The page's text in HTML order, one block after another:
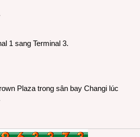
1 sang Terminal 3.
Plaza trong sân bay Changi lúc